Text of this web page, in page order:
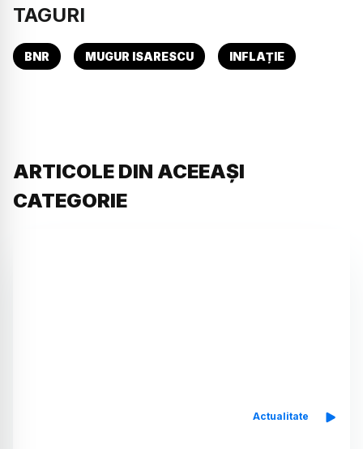
TAGURI
BNR MUGUR ISARESCU INFLAȚIE
ARTICOLE DIN ACEEAȘI
CATEGORIE
Actualitate